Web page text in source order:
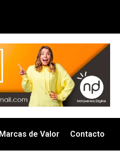
Marcas de Valor Contacto